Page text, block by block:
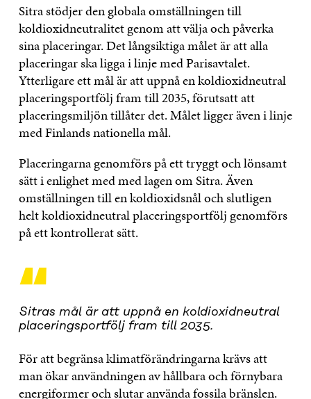
Sitra stödjer den globala omställningen till
koldioxidneutralitet genom att välja och påverka
sina placeringar. Det långsiktiga målet är att alla
placeringar ska ligga i linje med Parisavtalet.
Ytterligare ett mål är att uppnå en koldioxidneutral
placeringsportfölj fram till 2035, förutsatt att
placeringsmiljön tillåter det. Målet ligger även i linje
med Finlands nationella mål.
Placeringarna genomförs på ett tryggt och lönsamt
sätt i enlighet med med lagen om Sitra. Även
omställningen till en koldioxidsnål och slutligen
helt koldioxidneutral placeringsportfölj genomförs
på ett kontrollerat sätt.
“
Sitras mål är att uppnå en koldioxidneutral
placeringsportfölj fram till 2035.
För att begränsa klimatförändringarna krävs att
man ökar användningen av hållbara och förnybara
energiformer och slutar använda fossila bränslen.